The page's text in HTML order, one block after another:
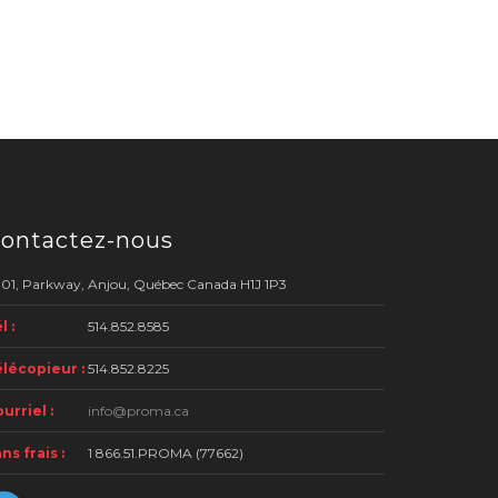
nous
Parkway, Anjou, Québec Canada H1J 1P3
: 514.852.8585
: 514.852.8225
: info@proma.ca
frais : 1 866.51.PROMA (77662)